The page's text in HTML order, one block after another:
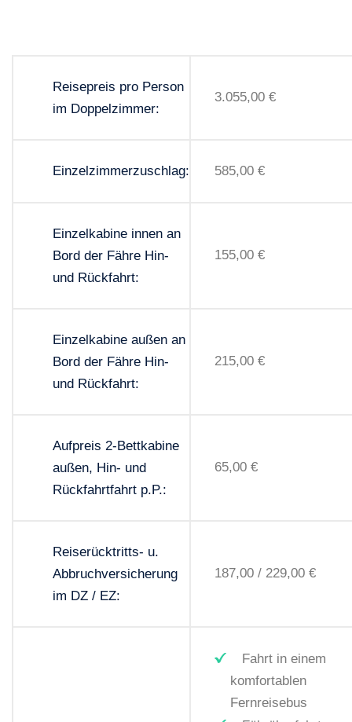
Reisepreis pro Person
im Doppelzimmer:
3.055,00 €
Einzelzimmerzuschlag: 585,00 €
Einzelkabine innen an
Bord der Fähre Hin-
und Rückfahrt:
155,00 €
Einzelkabine außen an
Bord der Fähre Hin-
und Rückfahrt:
215,00 €
Aufpreis 2-Bettkabine
außen, Hin- und
Rückfahrtfahrt p.P.:
65,00 €
Reiserücktritts- u.
Abbruchversicherung
im DZ / EZ:
187,00 / 229,00 €
Fahrt in einem
komfortablen
Fernreisebus